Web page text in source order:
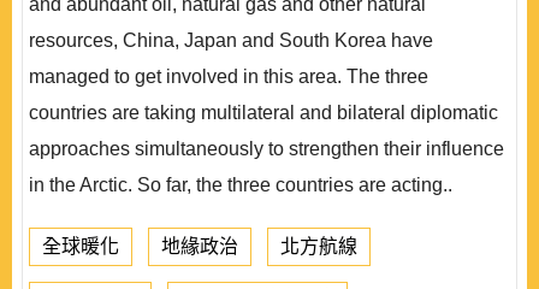
and abundant oil, natural gas and other natural
resources, China, Japan and South Korea have
managed to get involved in this area. The three
countries are taking multilateral and bilateral diplomatic
approaches simultaneously to strengthen their influence
in the Arctic. So far, the three countries are acting..
全球暖化 地緣政治 北方航線